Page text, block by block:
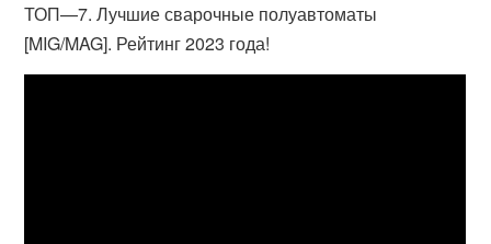
ТОП—7. Лучшие сварочные полуавтоматы
[MIG/MAG]. Рейтинг 2023 года!